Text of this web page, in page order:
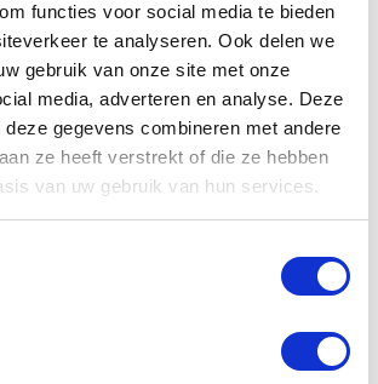
functies voor social media te bieden
te analyseren. Ook delen we
gebruik van onze site met onze
media, adverteren en analyse. Deze
deze gegevens combineren met andere
ze heeft verstrekt of die ze hebben
van uw gebruik van hun services.
Lieverdirect